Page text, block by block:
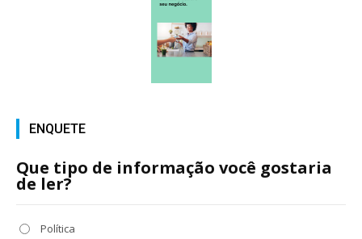
ENQUETE
Que tipo de informação você gostaria
de ler?
Política